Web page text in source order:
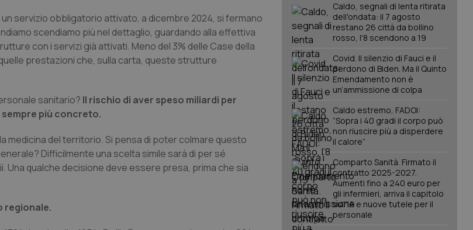
servizio obbligatorio attivato, a dicembre 2024, si fermano
scendiamo più nel dettaglio, guardando alla effettiva
con i servizi già attivati. Meno del 3% delle Case della
prestazioni che, sulla carta, queste strutture
sanitario? Il rischio di aver speso miliardi per
più concreto.
medicina del territorio. Si pensa di poter colmare questo
Difficilmente una scelta simile sarà di per sé
Una qualche decisione deve essere presa, prima che sia
regionale.
Caldo, segnali di lenta ritirata
dell'ondata: il 7 agosto
restano 26 città da bollino
rosso, l'8 scendono a 19
Covid. Il silenzio di Fauci e il
perdono di Biden. Ma il Quinto
Emendamento non è
un’ammissione di colpa
Caldo estremo, FADOI:
“Sopra i 40 gradi il corpo può
non riuscire più a disperdere
il calore”
Comparto Sanità. Firmato il
contratto 2025-2027.
Aumenti fino a 240 euro per
gli infermieri, arriva il capitolo
sull'IA e nuove tutele per il
personale